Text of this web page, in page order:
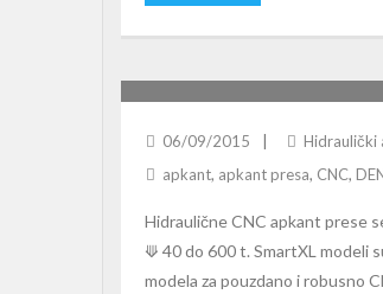
06/09/2015
Hidraulički
apkant, apkant presa, CNC,
Hidraulične CNC apkant prese
⟱ 40 do 600 t. SmartXL modeli
modela za pouzdano i robusno